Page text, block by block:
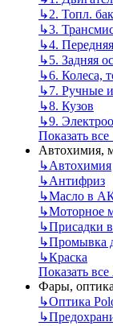
↳2. Топл.
↳3.
↳4.
↳5. Задняя
↳6. Колеса,
↳7. Ручные
↳8. Кузов
↳9.
Показать
Автохимия,
↳Автохимия
↳Антифриз
↳Масло в
↳Моторное
↳Присадки
↳Промывка
↳Краска
Показать
Фары,
↳Оптика
↳